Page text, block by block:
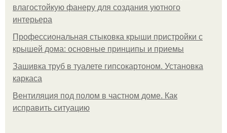
влагостойкую фанеру для создания уютного
интерьера
Профессиональная стыковка крыши пристройки с
крышей дома: основные принципы и приемы
Зашивка труб в туалете гипсокартоном. Установка
каркаса
Вентиляция под полом в частном доме. Как
исправить ситуацию